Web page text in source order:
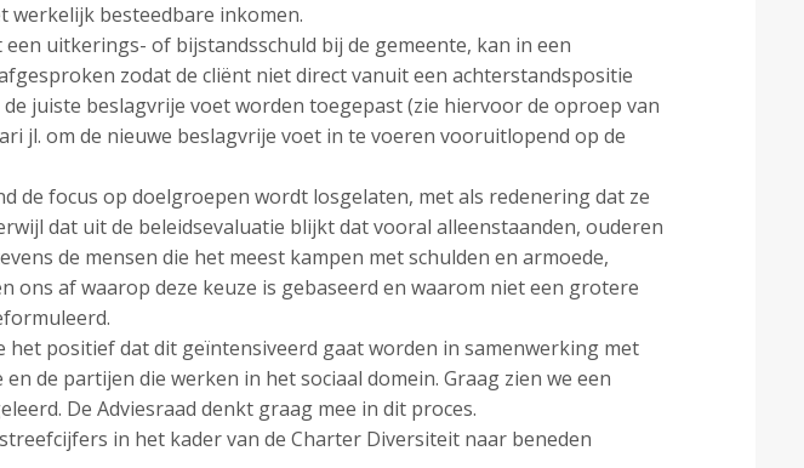
besteedbare inkomen.
uitkerings- of bijstandsschuld bij de gemeente, kan in een
zodat de cliënt niet direct vanuit een achterstandspositie
juiste beslagvrije voet worden toegepast (zie hiervoor de oproep van
jl. om de nieuwe beslagvrije voet in te voeren vooruitlopend op de
de focus op doelgroepen wordt losgelaten, met als redenering dat ze
dat uit de beleidsevaluatie blijkt dat vooral alleenstaanden, ouderen
de mensen die het meest kampen met schulden en armoede,
ons af waarop deze keuze is gebaseerd en waarom niet een grotere
positief dat dit geïntensiveerd gaat worden in samenwerking met
de partijen die werken in het sociaal domein. Graag zien we een
De Adviesraad denkt graag mee in dit proces.
in het kader van de Charter Diversiteit naar beneden